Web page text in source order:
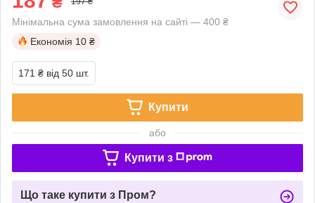
Мінімальна сума замовлення на сайті — 400 ₴
Економія 10 ₴
171 ₴ від 50 шт.
Купити
або
Купити з
Що таке купити з Пром?